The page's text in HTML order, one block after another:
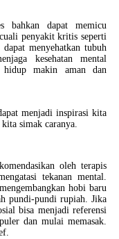
bahkan dapat memicu
penyakit kritis seperti
menyehatkan tubuh
kesehatan mental
hidup makin aman dan
menjadi inspirasi kita
simak caranya.
oleh terapis
tekanan mental.
hobi baru
pundi-pundi rupiah. Jika
bisa menjadi referensi
dan mulai memasak.